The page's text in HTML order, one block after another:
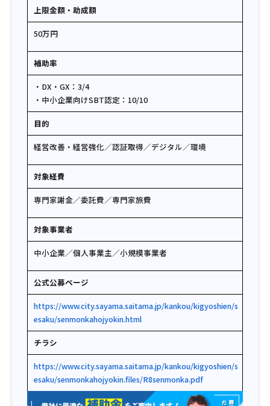
上限金額・助成額
50万円
補助率
・DX・GX：3/4
・中小企業向けSBT認定：10/10
目的
経営改善・経営強化／認証取得／デジタル／環境
対象経費
専門家謝金／委託費／専門家旅費
対象事業者
中小企業／個人事業主／小規模事業者
公式公募ページ
https://www.city.sayama.saitama.jp/kankou/kigyoshien/s
esaku/senmonkahojyokin.html
チラシ
https://www.city.sayama.saitama.jp/kankou/kigyoshien/s
esaku/senmonkahojyokin.files/R8senmonka.pdf